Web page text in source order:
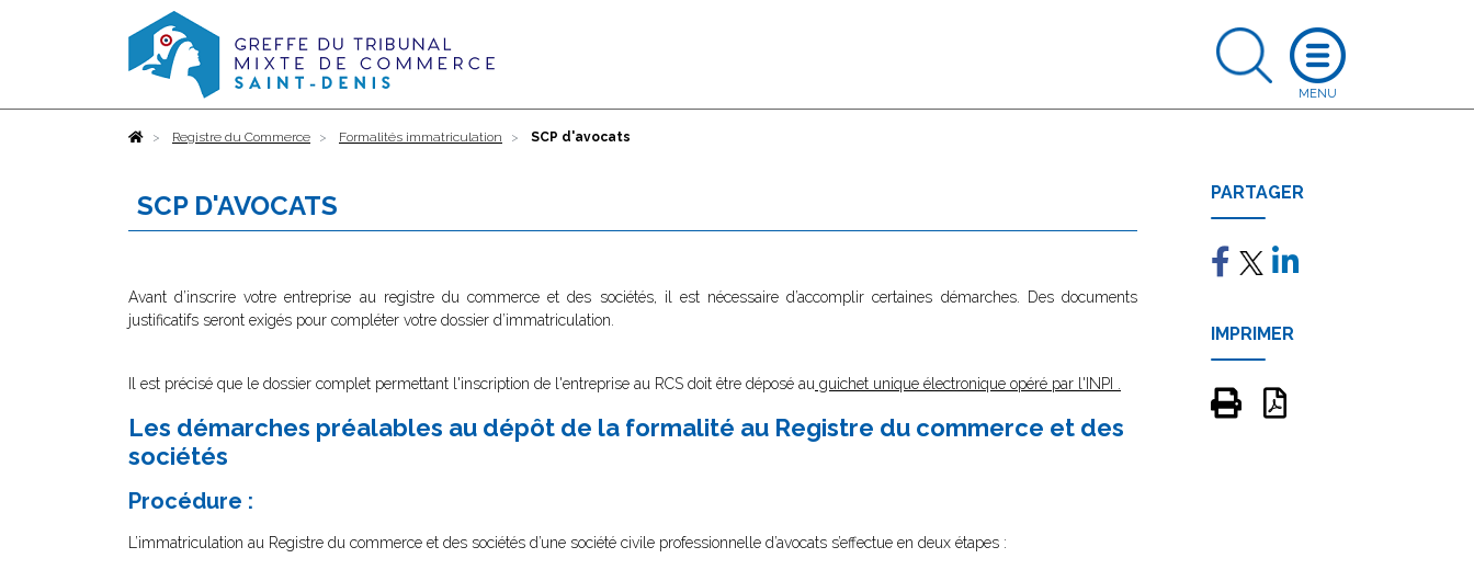
AccueilRegistre du Commerce Formalités immatriculation SCP d'avocats
SCP D'AVOCATS
Avant d’inscrire votre entreprise au registre du commerce et des sociétés, il est nécessaire d’accomplir certaines démarches. Des documents
justificatifs seront exigés pour compléter votre dossier d’immatriculation.
Il est précisé que le dossier complet permettant l'inscription de l'entreprise au RCS doit être déposé au guichet unique électronique opéré par l'INPI
Les démarches préalables au dépôt de la formalité au Registre du commerce et des
sociétés
Procédure :
L’immatriculation au Registre du commerce et des sociétés d’une société civile professionnelle d’avocats s’effectue en deux étapes :
PARTAGER
IMPRIMER